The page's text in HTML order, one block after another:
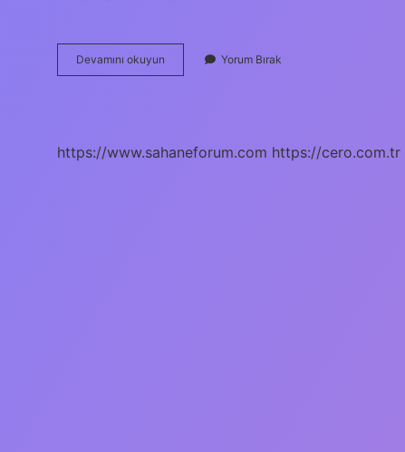
Devamını okuyun
Teli
Yorum Bırak
https://www.sahaneforum.com https://cero.com.tr